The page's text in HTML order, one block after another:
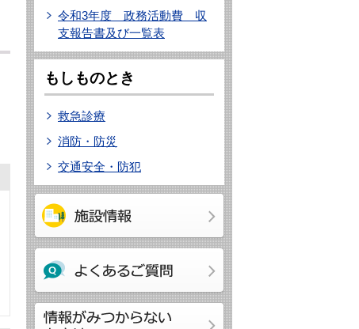
令和3年度 政務活動費 収
支報告書及び一覧表
もしものとき
救急診療
消防・防災
交通安全・防犯